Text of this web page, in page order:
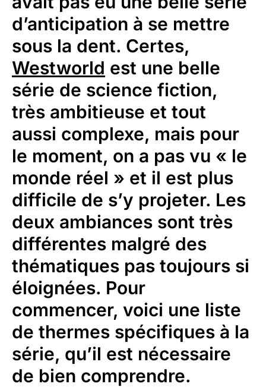
d’anticipation à se mettre
sous la dent. Certes,
Westworld est une belle
série de science fiction,
très ambitieuse et tout
aussi complexe, mais pour
le moment, on a pas vu « le
monde réel » et il est plus
difficile de s’y projeter. Les
deux ambiances sont très
différentes malgré des
thématiques pas toujours si
éloignées. Pour
commencer, voici une liste
de thermes spécifiques à la
série, qu’il est nécessaire
de bien comprendre.